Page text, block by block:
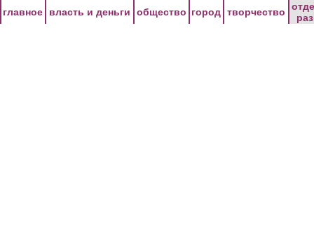
главное власть и деньги общество город творчество